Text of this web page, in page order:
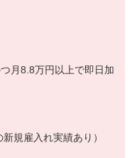
月8.8万円以上で即日加
規雇入れ実績あり）